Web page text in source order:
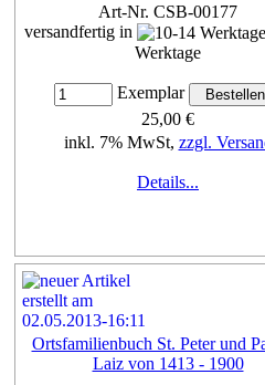
Art-Nr. CSB-00177
versandfertig in
Werktage
Exemplar
25,00 €
inkl. 7% MwSt, zzgl.
Details...
Ortsfamilienbuch St. Peter und
Laiz von 1413 - 1900